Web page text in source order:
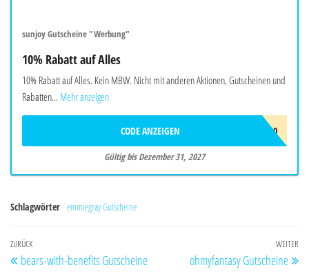
sunjoy Gutscheine "Werbung"
10% Rabatt auf Alles
10% Rabatt auf Alles. Kein MBW. Nicht mit anderen Aktionen, Gutscheinen und
Rabatten... Mehr anzeigen
SUNJOYEU10
CODE ANZEIGEN
Gültig bis Dezember 31, 2027
Schlagwörter emmiegray Gutscheine
Beitragsnavigation
Vorheriger
Beitrag
ZURÜCK
bears-with-benefits Gutscheine
WEITER
ohmyfantasy Gutscheine